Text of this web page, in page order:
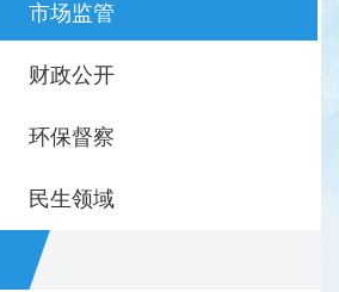
市场监管
财政公开
环保督察
民生领域